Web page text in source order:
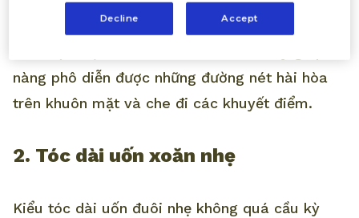
lòng chị em, với ưu điểm dễ tạo kiểu và chăm
nàng phô diễn được những đường nét hài hòa
trên khuôn mặt và che đi các khuyết điểm.
2. Tóc dài uốn xoăn nhẹ
Kiểu tóc dài uốn đuôi nhẹ không quá cầu kỳ
Decline Accept